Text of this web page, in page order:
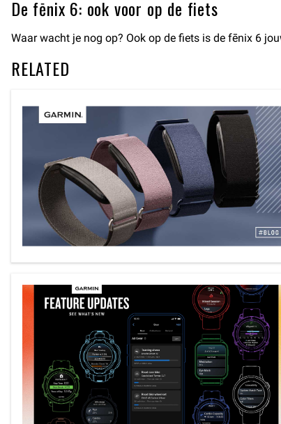
De fēnix 6: ook voor op de fiets
Waar wacht je nog op? Ook op de fiets is de fēnix 6
RELATED